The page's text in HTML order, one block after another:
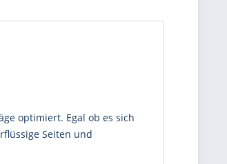
optimiert. Egal ob es sich
Seiten und